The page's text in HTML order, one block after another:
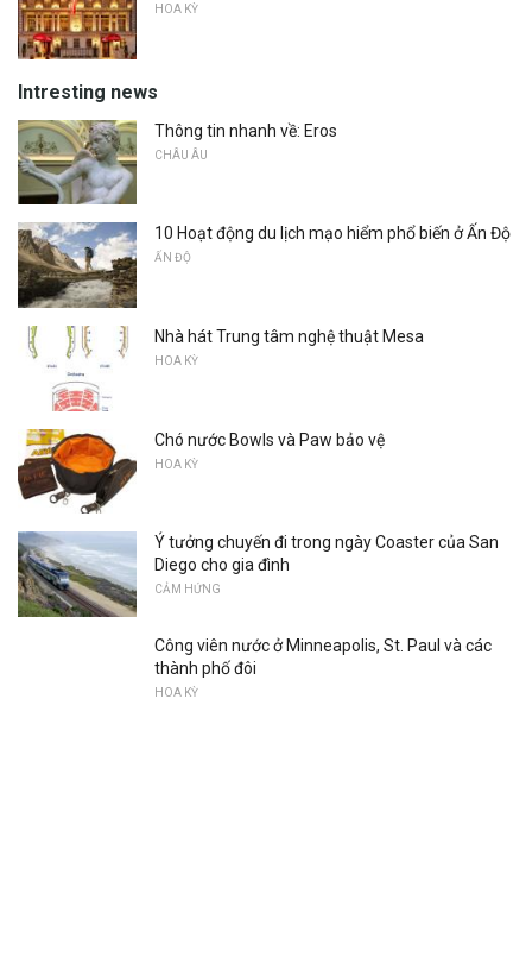
HOA KỲ
Intresting news
Thông tin nhanh về: Eros
CHÂU ÂU
10 Hoạt động du lịch mạo hiểm phổ biến ở Ấn Độ
ẤN ĐỘ
Nhà hát Trung tâm nghệ thuật Mesa
HOA KỲ
Chó nước Bowls và Paw bảo vệ
HOA KỲ
Ý tưởng chuyến đi trong ngày Coaster của San
Diego cho gia đình
CẢM HỨNG
Công viên nước ở Minneapolis, St. Paul và các
thành phố đôi
HOA KỲ